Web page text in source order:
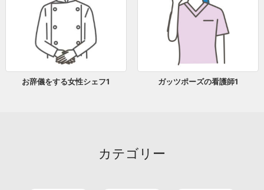
お辞儀をする女性シェフ1 ガッツポーズの看護師1
カテゴリー